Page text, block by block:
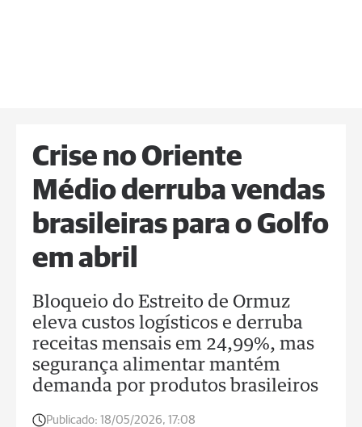
Crise no Oriente
Médio derruba vendas
brasileiras para o Golfo
em abril
Bloqueio do Estreito de Ormuz
eleva custos logísticos e derruba
receitas mensais em 24,99%, mas
segurança alimentar mantém
demanda por produtos brasileiros
Publicado: 18/05/2026, 17:08